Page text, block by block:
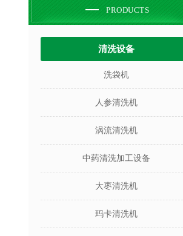
PRODUCTS
清洗设备
洗袋机
人参清洗机
涡流清洗机
中药清洗加工设备
大枣清洗机
玛卡清洗机